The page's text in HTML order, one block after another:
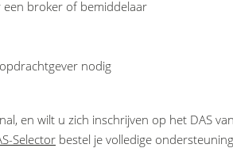
broker of bemiddelaar
nodig
en wilt u zich inschrijven op het DAS
Selectorbestel je volledige